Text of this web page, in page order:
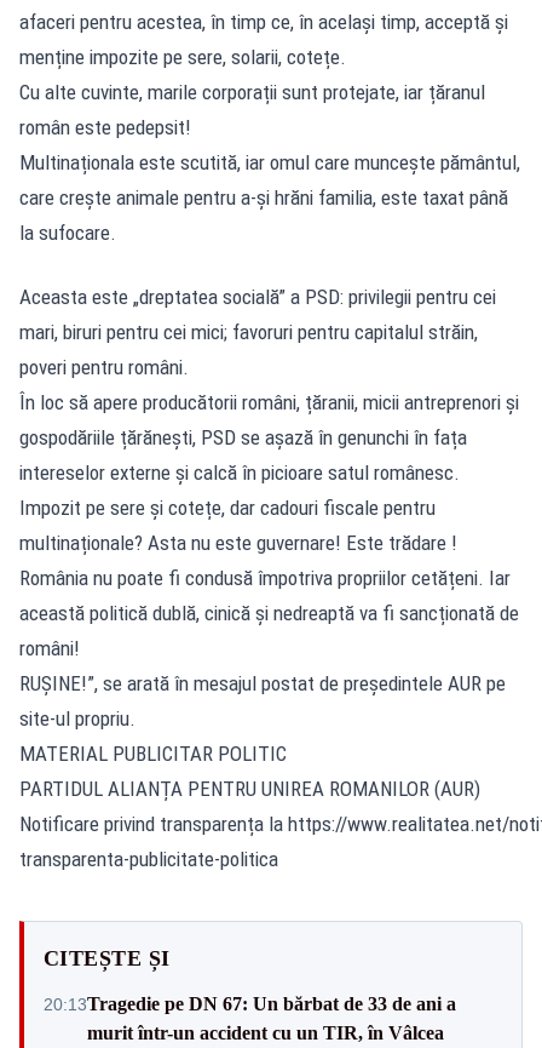
afaceri pentru acestea, în timp ce, în același timp, acceptă și
menține impozite pe sere, solarii, cotețe.
Cu alte cuvinte, marile corporații sunt protejate, iar țăranul
român este pedepsit!
Multinaționala este scutită, iar omul care muncește pământul,
care crește animale pentru a-și hrăni familia, este taxat până
la sufocare.
Aceasta este „dreptatea socială” a PSD: privilegii pentru cei
mari, biruri pentru cei mici; favoruri pentru capitalul străin,
poveri pentru români.
În loc să apere producătorii români, țăranii, micii antreprenori și
gospodăriile țărănești, PSD se așază în genunchi în fața
intereselor externe și calcă în picioare satul românesc.
Impozit pe sere și cotețe, dar cadouri fiscale pentru
multinaționale? Asta nu este guvernare! Este trădare !
România nu poate fi condusă împotriva propriilor cetățeni. Iar
această politică dublă, cinică și nedreaptă va fi sancționată de
români!
RUȘINE!”, se arată în mesajul postat de președintele AUR pe
site-ul propriu.
MATERIAL PUBLICITAR POLITIC
PARTIDUL ALIANȚA PENTRU UNIREA ROMANILOR (AUR)
Notificare privind transparența la https://www.realitatea.net/
transparenta-publicitate-politica
CITEȘTE ȘI
20:13Tragedie pe DN 67: Un bărbat de 33 de ani a
murit într-un accident cu un TIR, în Vâlcea